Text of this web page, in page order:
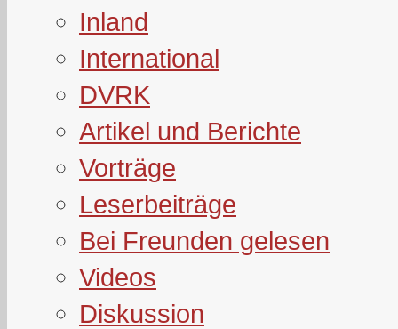
Inland
International
DVRK
Artikel und Berichte
Vorträge
Leserbeiträge
Bei Freunden gelesen
Videos
Diskussion